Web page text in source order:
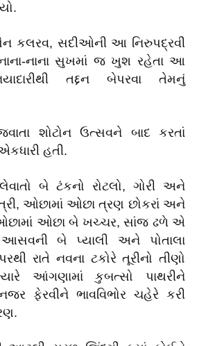
કલરવ, સદીઓની આ નિરુપદ્રવી
નાના-નાના સુખમાં જ ખુશ રહેતા આ
તદ્દન બેપરવા તેમનું
શોટોન ઉત્સવને બાદ કરતાં
હતી.
બે ટંકનો રોટલો, ગોરી અને
ઓછામાં ઓછા ત્રણ છોકરાં અને
ઓછા બે ખચ્ચર, સાંજ ઢળે એ
બે પ્યાલી અને પોતાલા
રાતે નવના ટકોરે તૂરીનો તીણો
આંગણામાં કુબત્સો પાથરીને
ફેરવીને ભાવવિભોર ચહેરે કરી